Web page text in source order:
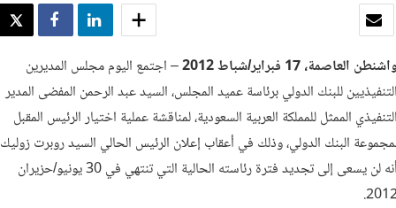
SHARE SHARE
العاصمة، 17 فبراير/شباط 2012– اجتمع اليوم مجلس المديرين
للبنك الدولي برئاسة عميد المجلس، السيد عبد الرحمن المفضى المدير
الممثل للمملكة العربية السعودية، لمناقشة عملية اختيار الرئيس المقبل
البنك الدولي، وذلك في أعقاب إعلان الرئيس الحالي السيد روبرت زوليك
أنه لن يسعى إلى تجديد فترة رئاسته الحالية التي تنتهي في 30 يونيو/حزيران